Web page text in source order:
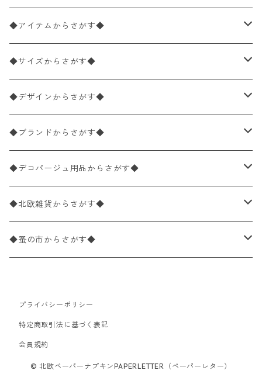
◆アイテムからさがす◆
ペーパーナプキン2枚バラ売り
ペーパーナプキン1枚バラ売り
ペーパーナプキン20枚入りパック
ペーパーナプキン10枚入りパック
ライスペーパー
ペーパーリネンナプキン
ワックスペーパー
デコパージュ用品
◆サイズからさがす◆
33×33cm（ランチサイズ）
バラ売り
パック売り
25×25cm（カクテルサイズ）
バラ売り
パック売り
40×40cm（ディナーサイズ）
バラ売り
パック売り
21×21cm（ポケットサイズ）
バラ売り
33cm（ラウンド）
◆デザインからさがす◆
花柄
植物・グリーン柄
動物・鳥・昆虫・蝶柄
海・魚柄
食べ物・フルーツ・野菜・ドリンク柄
食器・カトラリー柄
◆ブランドからさがす◆
ドイツ製 IHR/イア
ランチサイズ
カクテルサイズ
ドイツ製 Ambiente/アンビエンテ
ランチサイズ
ドイツ製 Paperproducts Design
カクテルサイズ
ランチサイズ
カクテルサイズ
ドイツ製 ti-flair/ティーフレア
ランチサイズ
ドイツ製 PAW/パウ
◆デコパージュ用品からさがす◆
デコパージュ液
デコパージュ下地
デコパージュはさみ
3Dデコパージュ
◆北欧雑貨からさがす◆
シリコンモールド
トレイ
ポスター・カレンダー
◆蚤の市からさがす◆
北欧雑貨
デコパージュ用品
プライバシーポリシー
特定商取引法に基づく表記
会員規約
© 北欧ペーパーナプキンPAPERLETTER（ペーパーレター）